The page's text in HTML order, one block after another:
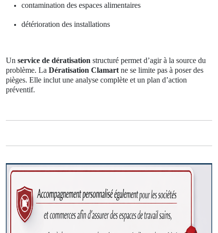
contamination des espaces alimentaires
détérioration des installations
Un service de dératisation structuré permet d’agir à la source du
problème. La Dératisation Clamart ne se limite pas à poser des
pièges. Elle inclut une analyse complète et un plan d’action
préventif.